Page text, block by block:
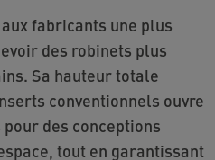
des robinets plus
Sa hauteur totale
conventionnels ouvre
des conceptions
tout en garantissant